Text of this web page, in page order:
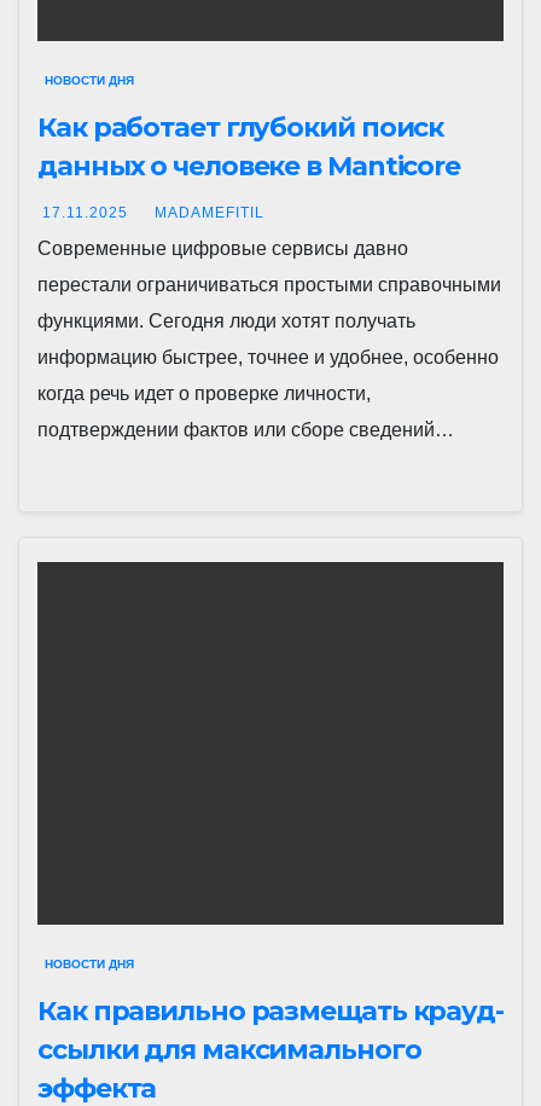
НОВОСТИ ДНЯ
Как работает глубокий поиск
данных о человеке в Manticore
17.11.2025 MADAMEFITIL
Современные цифровые сервисы давно
перестали ограничиваться простыми справочными
функциями. Сегодня люди хотят получать
информацию быстрее, точнее и удобнее, особенно
когда речь идет о проверке личности,
подтверждении фактов или сборе сведений…
НОВОСТИ ДНЯ
Как правильно размещать крауд-
ссылки для максимального
эффекта